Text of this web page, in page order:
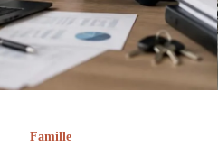
Famille